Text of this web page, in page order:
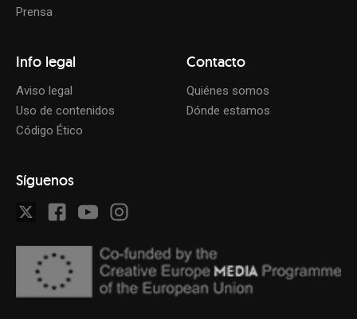
Prensa
Info legal
Aviso legal
Uso de contenidos
Código Ético
Contacto
Quiénes somos
Dónde estamos
Síguenos